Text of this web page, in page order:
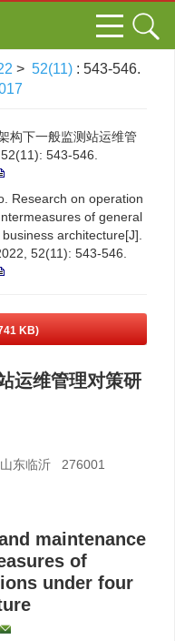
> 52(11) : 543-546.
构下一般监测站运维管
543-546.
Research on operation
of general
architecture[J].
52(11): 543-546.
KB)
运维管理对策研
东临沂 276001
maintenance
of
under four